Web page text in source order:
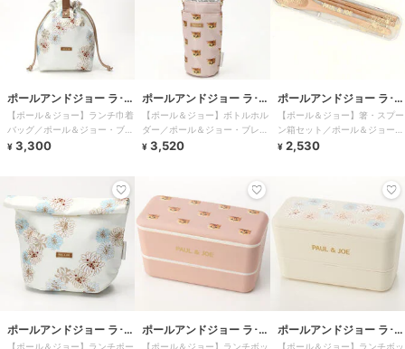
ポールアンドジョー ラ･パ
ペトリー
【ポール＆ジョー】ランチ巾着
バッグ／ポール＆ジョー・ブレ
イクタイム クリザンテーム・
¥ 3,300
ポールアンドジョー ラ･パ
ペトリー
【ポール＆ジョー】ボトルホル
ダー／ポール＆ジョー・ブレイ
クタイム ヌネット・ピンクベ
¥ 3,520
ポールアンドジョー ラ･パ
ペトリー
【ポール＆ジョー】箸・スプー
ン箱セット／ポール＆ジョー・
ブレイクタイム ホワイト
¥ 2,530
ポールアンドジョー ラ･パ
【ポール＆ジョー】ランチポー
ポールアンドジョー ラ･パ
【ポール＆ジョー】ランチボッ
ポールアンドジョー ラ･パ
【ポール＆ジョー】ランチボッ